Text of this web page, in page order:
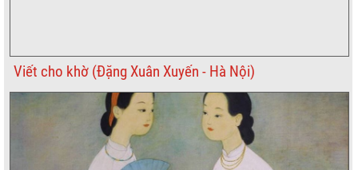
Viết cho khờ (Đặng Xuân Xuyến - Hà Nội)